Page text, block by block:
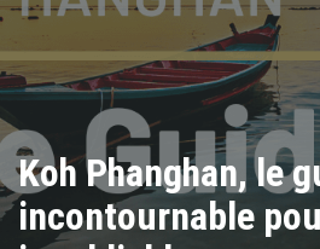
Koh Phanghan, le
incontournable